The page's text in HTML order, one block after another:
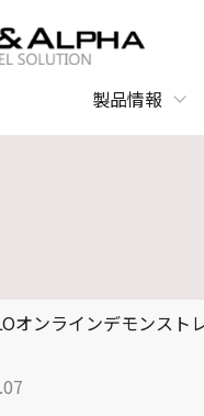
製品情報
オンラインデモンスト